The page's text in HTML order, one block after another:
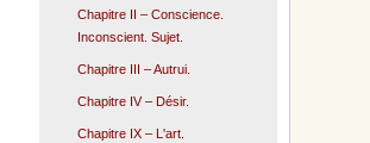
Chapitre II – Conscience.
Inconscient. Sujet.
Chapitre III – Autrui.
Chapitre IV – Désir.
Chapitre IX – L'art.